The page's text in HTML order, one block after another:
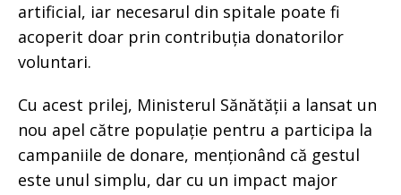
artificial, iar necesarul din spitale poate fi
acoperit doar prin contribuția donatorilor
voluntari.
Cu acest prilej, Ministerul Sănătății a lansat un
nou apel către populație pentru a participa la
campaniile de donare, menționând că gestul
este unul simplu, dar cu un impact major